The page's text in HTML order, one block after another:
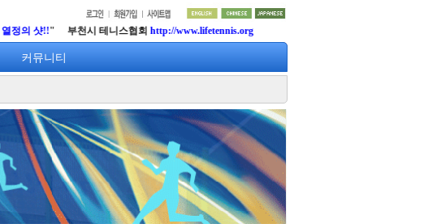
샷!! " 부천시 테니스협회http://www.lifetennis.org
커뮤니티